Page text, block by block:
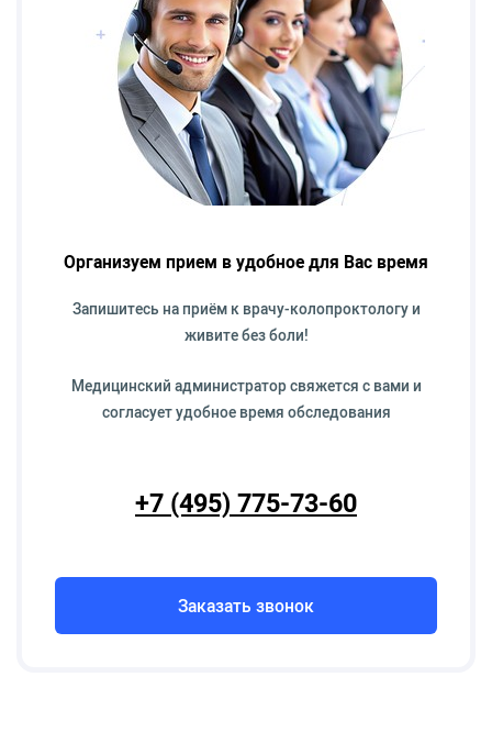
Организуем прием в удобное для Вас время
Запишитесь на приём к врачу-колопроктологу и
живите без боли!
Медицинский администратор свяжется с вами и
согласует удобное время обследования
+7 (495) 775-73-60
Заказать звонок